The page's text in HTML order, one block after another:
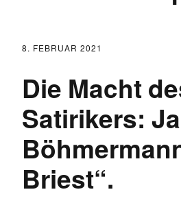
8. FEBRUAR 2021
Die Macht
Satirikers:
Briest“.